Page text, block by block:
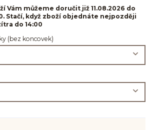
Vám můžeme doručit již 11.08.2026 do
Stačí, když zboží objednáte nejpozději
do 14:00
(bez koncovek)